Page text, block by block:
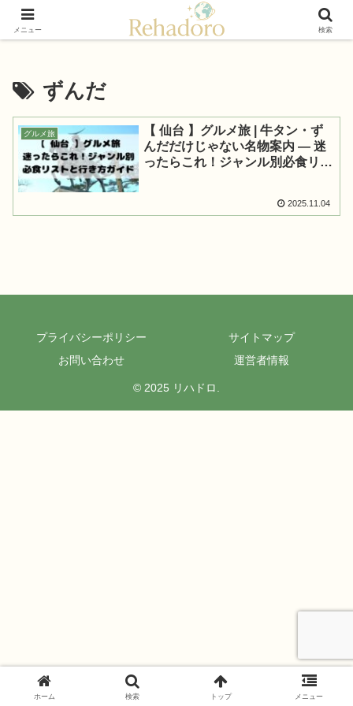
癒しと再発見の“黄金旅”ガイド
ずんだ
グルメ旅
【 仙台 】グルメ旅 | 牛タン・ず
んだだけじゃない名物案内 — 迷
ったらこれ！ジャンル別必食リス
2025.11.04
プライバシーポリシー
サイトマップ
お問い合わせ
運営者情報
© 2025 リハドロ.
メニュー 検索
ホーム 検索 トップ メニュー